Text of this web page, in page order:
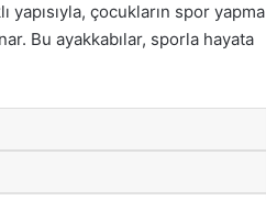
yapısıyla, çocukların spor yapma
Bu ayakkabılar, sporla hayata